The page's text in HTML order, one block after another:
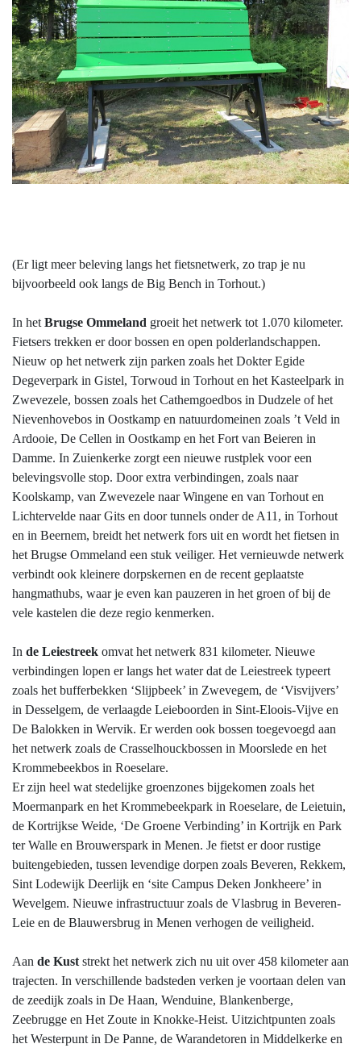
(Er ligt meer beleving langs het fietsnetwerk, zo trap je nu
bijvoorbeeld ook langs de Big Bench in Torhout.)
In het Brugse Ommeland groeit het netwerk tot 1.070 kilometer.
Fietsers trekken er door bossen en open polderlandschappen.
Nieuw op het netwerk zijn parken zoals het Dokter Egide
Degeverpark in Gistel, Torwoud in Torhout en het Kasteelpark in
Zwevezele, bossen zoals het Cathemgoedbos in Dudzele of het
Nievenhovebos in Oostkamp en natuurdomeinen zoals ’t Veld in
Ardooie, De Cellen in Oostkamp en het Fort van Beieren in
Damme. In Zuienkerke zorgt een nieuwe rustplek voor een
belevingsvolle stop. Door extra verbindingen, zoals naar
Koolskamp, van Zwevezele naar Wingene en van Torhout en
Lichtervelde naar Gits en door tunnels onder de A11, in Torhout
en in Beernem, breidt het netwerk fors uit en wordt het fietsen in
het Brugse Ommeland een stuk veiliger. Het vernieuwde netwerk
verbindt ook kleinere dorpskernen en de recent geplaatste
hangmathubs, waar je even kan pauzeren in het groen of bij de
vele kastelen die deze regio kenmerken.
In de Leiestreek omvat het netwerk 831 kilometer. Nieuwe
verbindingen lopen er langs het water dat de Leiestreek typeert
zoals het bufferbekken ‘Slijpbeek’ in Zwevegem, de ‘Visvijvers’
in Desselgem, de verlaagde Leieboorden in Sint-Eloois-Vijve en
De Balokken in Wervik. Er werden ook bossen toegevoegd aan
het netwerk zoals de Crasselhouckbossen in Moorslede en het
Krommebeekbos in Roeselare.
Er zijn heel wat stedelijke groenzones bijgekomen zoals het
Moermanpark en het Krommebeekpark in Roeselare, de Leietuin,
de Kortrijkse Weide, ‘De Groene Verbinding’ in Kortrijk en Park
ter Walle en Brouwerspark in Menen. Je fietst er door rustige
buitengebieden, tussen levendige dorpen zoals Beveren, Rekkem,
Sint Lodewijk Deerlijk en ‘site Campus Deken Jonkheere’ in
Wevelgem. Nieuwe infrastructuur zoals de Vlasbrug in Beveren-
Leie en de Blauwersbrug in Menen verhogen de veiligheid.
Aan de Kust strekt het netwerk zich nu uit over 458 kilometer aan
trajecten. In verschillende badsteden verken je voortaan delen van
de zeedijk zoals in De Haan, Wenduine, Blankenberge,
Zeebrugge en Het Zoute in Knokke-Heist. Uitzichtpunten zoals
het Westerpunt in De Panne, de Warandetoren in Middelkerke en